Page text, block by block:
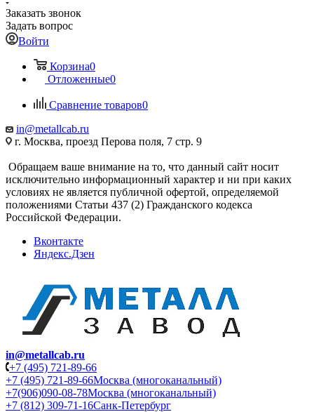
Заказать звонок
Задать вопрос
Войти
Корзина0
Отложенные0
Сравнение товаров0
in@metallcab.ru
г. Москва, проезд Перова поля, 7 стр. 9
Обращаем ваше внимание на то, что данный сайт носит
исключительно информационный характер и ни при каких
условиях не является публичной офертой, определяемой
положениями Статьи 437 (2) Гражданского кодекса
Российской Федерации.
Вконтакте
Яндекс.Дзен
in@metallcab.ru
+7 (495) 721-89-66
+7 (495) 721-89-66Москва (многоканальный)
+7(906)090-08-78Москва (многоканальный)
+7 (812) 309-71-16Санк-Петербург